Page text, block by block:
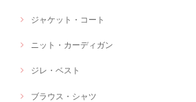
ジャケット・コート
ニット・カーディガン
ジレ・ベスト
ブラウス・シャツ